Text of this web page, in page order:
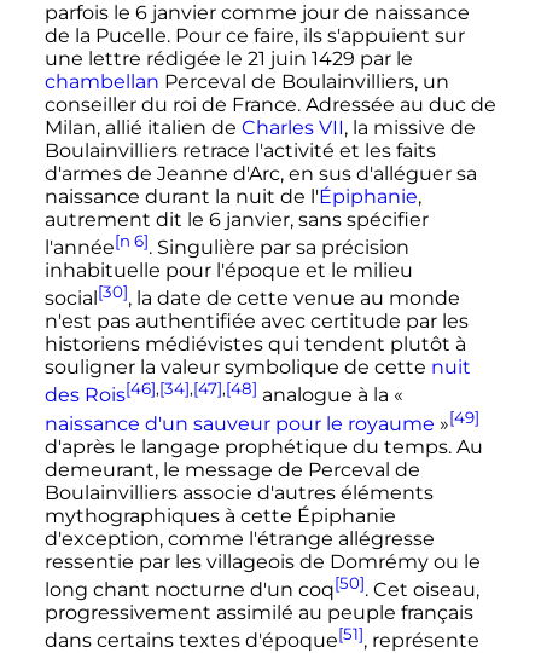
parfois le 6 janviercomme jour de naissance
de la Pucelle. Pour ce faire, ils s'appuient sur
une lettre rédigée le 21 juin 1429 par le
chambellan Perceval de Boulainvilliers, un
conseiller du roi de France. Adressée au duc de
Milan, allié italien de Charles VII, la missive de
Boulainvilliers retrace l'activité et les faits
d'armes de Jeanne d'Arc, en sus d'alléguer sa
naissance durant la nuit de l'Épiphanie,
autrement dit le 6 janvier, sans spécifier
l'année[n 6]. Singulière par sa précision
inhabituelle pour l'époque et le milieu
social [30], la date de cette venue au monde
n'est pas authentifiée avec certitude par les
historiens médiévistes qui tendent plutôt à
souligner la valeur symbolique de cette nuit
des Rois[46],[34],[47],[48] analogue à la «
naissance d'un sauveur pour le royaume »[49]
d'après le langage prophétique du temps. Au
demeurant, le message de Perceval de
Boulainvilliers associe d'autres éléments
mythographiques à cette Épiphanie
d'exception, comme l'étrange allégresse
ressentie par les villageois de Domrémy ou le
long chant nocturne d'un coq[50]. Cet oiseau,
progressivement assimilé au peuple français
dans certains textes d'époque[51], représente